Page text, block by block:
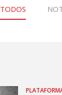
TODOS